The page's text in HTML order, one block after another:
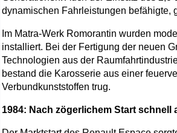
dynamischen Fahrleistungen befähigte,
Im Matra-Werk Romorantin wurden
installiert. Bei der Fertigung der neuen
Technologien aus der
bestand die Karosserie aus einer
Verbundkunststoffen trug.
1984: Nach zögerlichem Start schnell